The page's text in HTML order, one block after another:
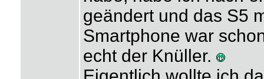
geändert und das S5
Smartphone war
echt der Knüller.